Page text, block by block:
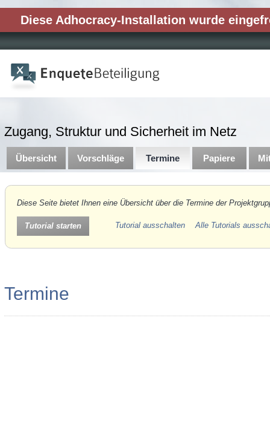
Diese Adhocracy-Installation wurde
Zugang, Struktur und Sicherheit im Netz
Übersicht Vorschläge Termine Papiere
Diese Seite bietet Ihnen eine Übersicht über die Termine der
Tutorial starten Tutorial ausschalten Alle Tutorials
Termine